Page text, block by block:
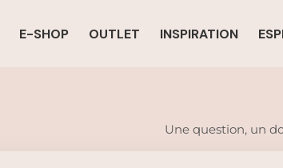
E-SHOP OUTLET INSPIRATION
Une question, un